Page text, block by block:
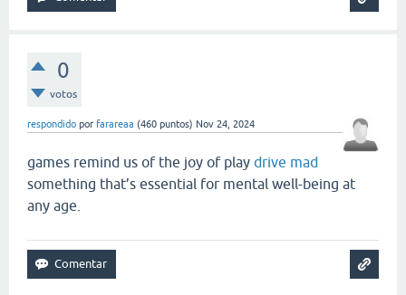
0
votos
respondido por farareaa (460 puntos) Nov 24, 2024
games remind us of the joy of play drive mad
something that’s essential for mental well-being at
any age.